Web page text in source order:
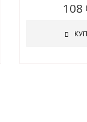
Котенок"/108